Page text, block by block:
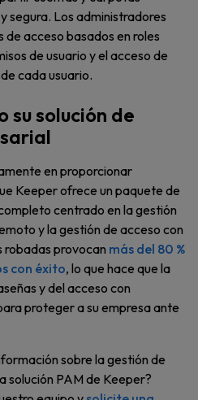
segura. Los administradores
acceso basados en roles
de usuario y el acceso de
cada usuario.
su solución de
en proporcionar
Keeper ofrece un paquete de
centrado en la gestión
y la gestión de acceso con
robadas provocan más del 80 %
con éxito, lo que hace que la
y del acceso con
proteger a su empresa ante
sobre la gestión de
solución PAM de Keeper?